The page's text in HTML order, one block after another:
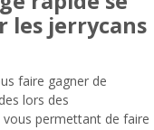
les jerrycans
faire gagner de
lors des
permettant de faire